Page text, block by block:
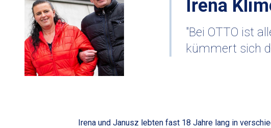
Irena
"Bei OTTO ist
kümmert sich
Irena und Janusz lebten fast 18 Jahre lang in